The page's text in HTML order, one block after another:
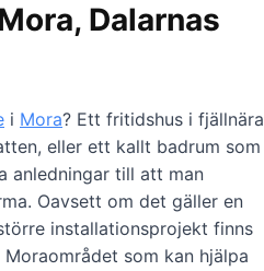
Dalarnas
i Mora? Ett fritidshus i fjällnära
eller ett kallt badrum som
anledningar till att man
Oavsett om det gäller en
installationsprojekt finns
som kan hjälpa